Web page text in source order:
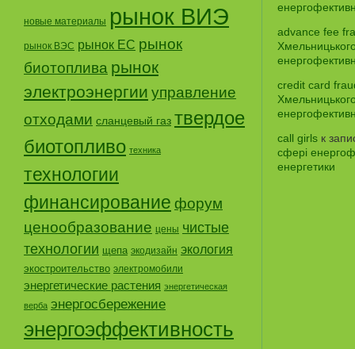
новые материалы рынок ВИЭ
рынок ВЭС рынок ЕС рынок
биотоплива рынок
электроэнергии управление
отходами сланцевый газ твердое
биотопливо техника
технологии
финансирование форум
ценообразование цены чистые
технологии щепа экодизайн экология
экостроительство электромобили
энергетические растения энергетическая
верба энергосбережение
энергоэффективность
advance fee
credit card
call girls к
сфері
енергетики